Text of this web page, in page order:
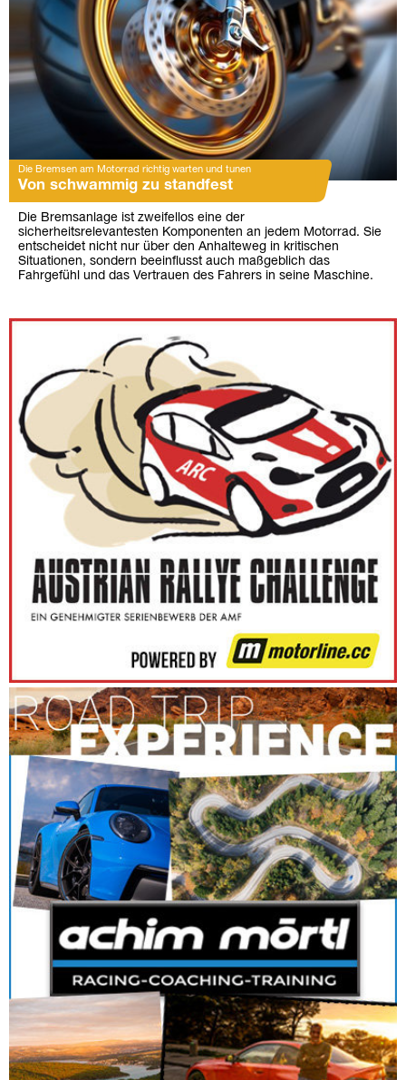
Die Bremsen am Motorrad richtig warten und tunen
Von schwammig zu standfest
Die Bremsanlage ist zweifellos eine der
sicherheitsrelevantesten Komponenten an jedem Motorrad. Sie
entscheidet nicht nur über den Anhalteweg in kritischen
Situationen, sondern beeinflusst auch maßgeblich das
Fahrgefühl und das Vertrauen des Fahrers in seine Maschine.